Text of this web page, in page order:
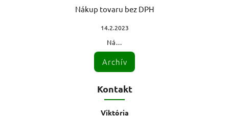
Nákup tovaru bez DPH
14.2.2023
Ná...
Archív
Kontakt
Viktória